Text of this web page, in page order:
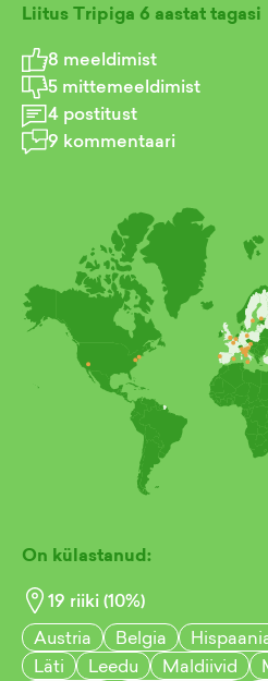
Liitus Tripiga 6 aastat tagasi
8 meeldimist
5 mittemeeldimist
4 postitust
9 kommentaari
On külastanud:
19 riiki (10%)
Austria
Belgia
Läti
Leedu Maldiivid